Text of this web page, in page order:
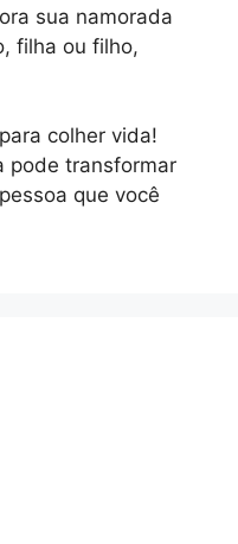
sua namorada
filha ou filho,
colher vida!
pode transformar
que você